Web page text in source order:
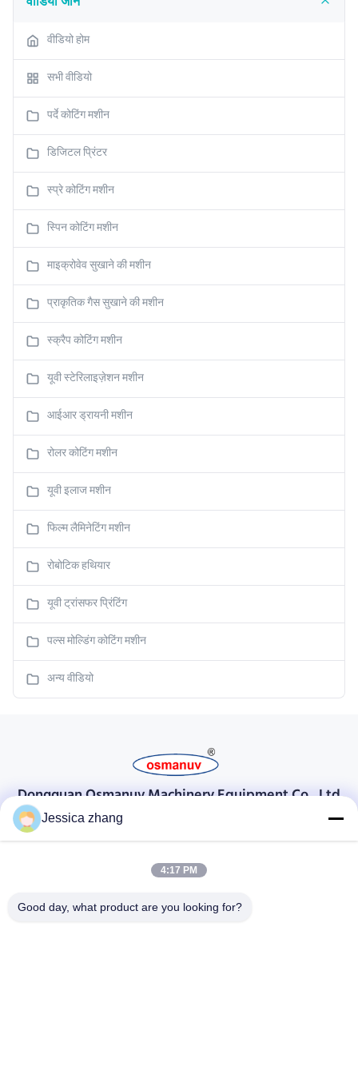
वीडियो होम
सभी वीडियो
पर्दे कोटिंग मशीन
डिजिटल प्रिंटर
स्प्रे कोटिंग मशीन
स्पिन कोटिंग मशीन
माइक्रोवेव सुखाने की मशीन
प्राकृतिक गैस सुखाने की मशीन
स्क्रैप कोटिंग मशीन
यूवी स्टेरिलाइज़ेशन मशीन
आईआर ड्रायनी मशीन
रोलर कोटिंग मशीन
यूवी इलाज मशीन
फिल्म लैमिनेटिंग मशीन
रोबोटिक हथियार
यूवी ट्रांसफर प्रिंटिंग
पल्स मोल्डिंग कोटिंग मशीन
अन्य वीडियो
Dongguan Osmanuv Machinery Equipment Co., Ltd
डोंगगुआन ओस्मानुव मशीनरी उपकरण कं, लिमिटेड
28 दूसरा औद्योगिक, लियू चोंग वी, वानजियांग, डोंगगुआन, ग्वांगडोंग, चीन
86-769 -88125248
Jessica zhang
4:17 PM
Good day, what product are you looking for?